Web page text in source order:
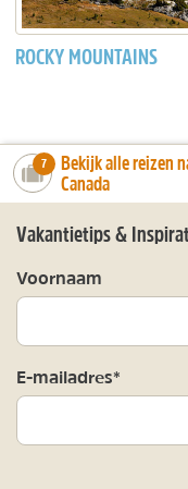
ROCKY MOUNTAINS
number_of_trips:
7
Bekijk alle reizen
Canada
Vakantietips &
Voornaam
E-mailadres*